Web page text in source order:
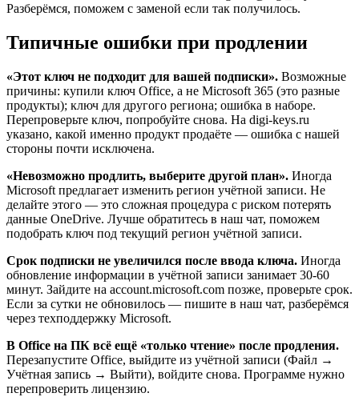
Разберёмся, поможем с заменой если так получилось.
Типичные ошибки при продлении
«Этот ключ не подходит для вашей подписки». Возможные
причины: купили ключ Office, а не Microsoft 365 (это разные
продукты); ключ для другого региона; ошибка в наборе.
Перепроверьте ключ, попробуйте снова. На digi-keys.ru
указано, какой именно продукт продаёте — ошибка с нашей
стороны почти исключена.
«Невозможно продлить, выберите другой план». Иногда
Microsoft предлагает изменить регион учётной записи. Не
делайте этого — это сложная процедура с риском потерять
данные OneDrive. Лучше обратитесь в наш чат, поможем
подобрать ключ под текущий регион учётной записи.
Срок подписки не увеличился после ввода ключа. Иногда
обновление информации в учётной записи занимает 30-60
минут. Зайдите на account.microsoft.com позже, проверьте срок.
Если за сутки не обновилось — пишите в наш чат, разберёмся
через техподдержку Microsoft.
В Office на ПК всё ещё «только чтение» после продления.
Перезапустите Office, выйдите из учётной записи (Файл →
Учётная запись → Выйти), войдите снова. Программе нужно
перепроверить лицензию.